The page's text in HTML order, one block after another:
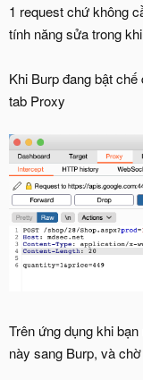
1 request chứ không
tính năng sửa trong
Khi Burp đang bật
tab Proxy
Trên ứng dụng khi
này sang Burp, và